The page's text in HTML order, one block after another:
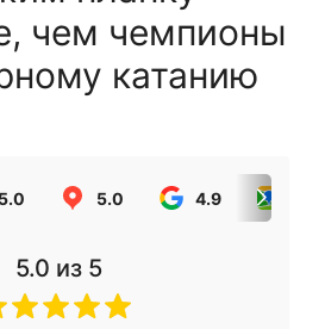
чем чемпионы
катанию
5.0 5.0 4.9
5.0 из 5